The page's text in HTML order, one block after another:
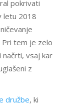
pokrivati
letu 2018
Pri tem je zelo
načrti, vsaj kar
z
družbe, ki